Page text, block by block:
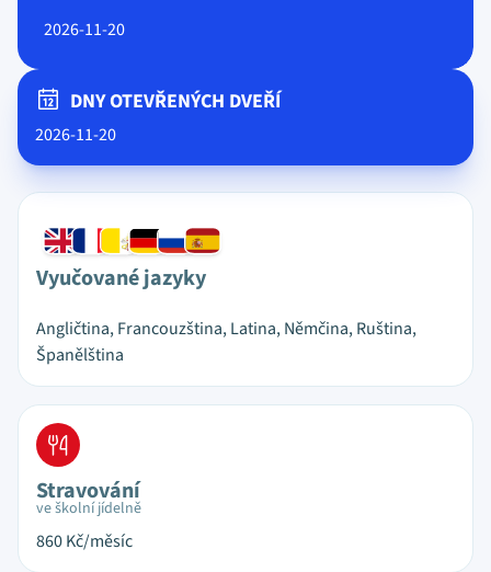
2026-11-20
DNY OTEVŘENÝCH DVEŘÍ
2026-11-20
Vyučované jazyky
Angličtina, Francouzština, Latina, Němčina, Ruština,
Španělština
Stravování
ve školní jídelně
860Kč/měsíc